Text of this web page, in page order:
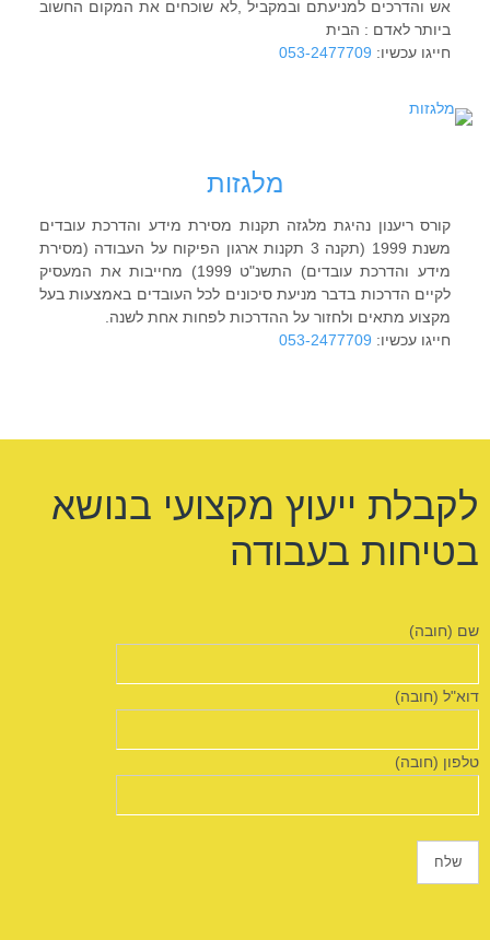
אש והדרכים למניעתם ובמקביל ,לא שוכחים את המקום החשוב
ביותר לאדם : הבית
חייגו עכשיו: 053-2477709
מלגזות
קורס ריענון נהיגת מלגזה תקנות מסירת מידע והדרכת עובדים
משנת 1999 (תקנה 3 תקנות ארגון הפיקוח על העבודה (מסירת
מידע והדרכת עובדים) התשנ"ט 1999) מחייבות את המעסיק
לקיים הדרכות בדבר מניעת סיכונים לכל העובדים באמצעות בעל
מקצוע מתאים ולחזור על ההדרכות לפחות אחת לשנה.
חייגו עכשיו: 053-2477709
לקבלת ייעוץ מקצועי בנושא
בטיחות בעבודה
שם (חובה)
דוא"ל (חובה)
טלפון (חובה)